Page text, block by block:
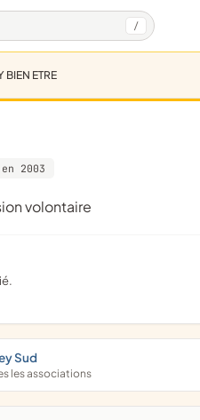
/
BIEN ETRE
2003
volontaire
Sud
les associations